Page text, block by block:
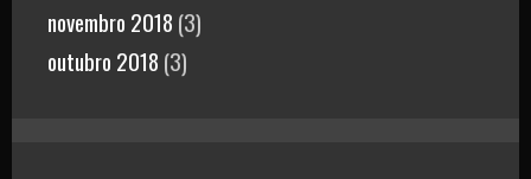
novembro 2018 (3)
outubro 2018 (3)